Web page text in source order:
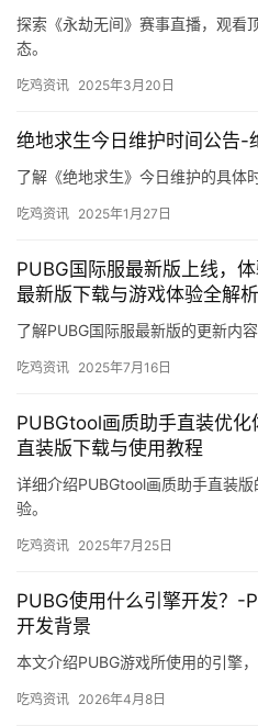
探索《永劫无间》赛事直播，观看
态。
吃鸡资讯 2025年3月20日
绝地求生今日维护时间公告-
了解《绝地求生》今日维护的具体
吃鸡资讯 2025年1月27日
PUBG国际服最新版上线，
最新版下载与游戏体验全解析
了解PUBG国际服最新版的更新内
吃鸡资讯 2025年7月16日
PUBGtool画质助手直装优
直装版下载与使用教程
详细介绍PUBGtool画质助手直装
验。
吃鸡资讯 2025年7月25日
PUBG使用什么引擎开发？-
开发背景
本文介绍PUBG游戏所使用的引擎
吃鸡资讯 2026年4月8日